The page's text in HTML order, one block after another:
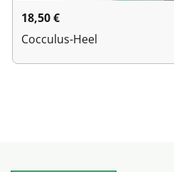
18,50€
Cocculus-Heel